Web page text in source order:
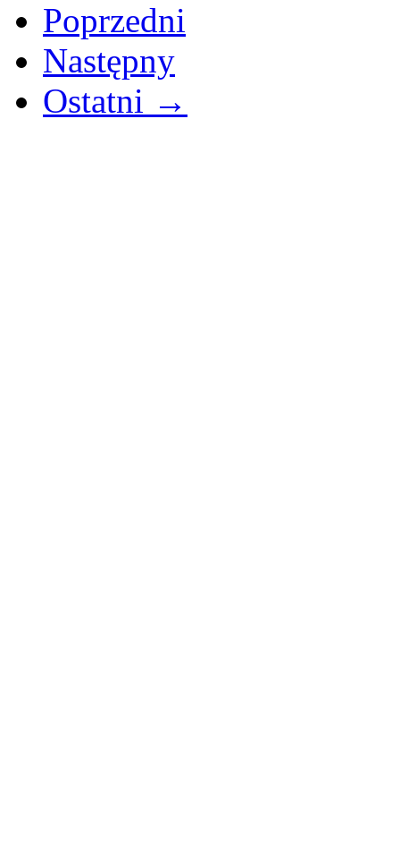
Poprzedni
Następny
Ostatni →